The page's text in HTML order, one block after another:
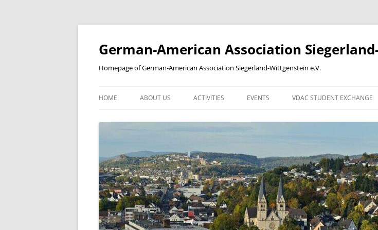
Skip
German-American Association
Homepage of German-American Association Siegerland-Wittgenstein e.V.
HOME ABOUT US
2013
2014
2015
2016
BILDERGALERIE
KOOPERATIONSPARTNER
PARTNERSCHAFTEN
MITGLIEDSCHAFT ONLINE-BEITRITTSERKLÄRUNG
ACTIVITIES EVENTS VDAC STUDENT EXCHANGE